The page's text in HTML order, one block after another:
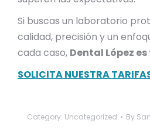
Si buscas un laboratorio
calidad, precisión y un
cada caso, Dental López
SOLICITA NUESTRA
Category: Uncategorized By